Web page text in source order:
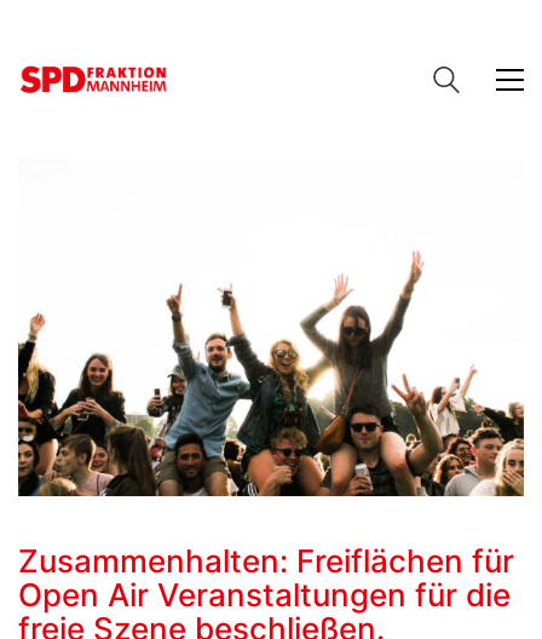
Zusammenhalten: Freiflächen für
Open Air Veranstaltungen für die
freie Szene beschließen.